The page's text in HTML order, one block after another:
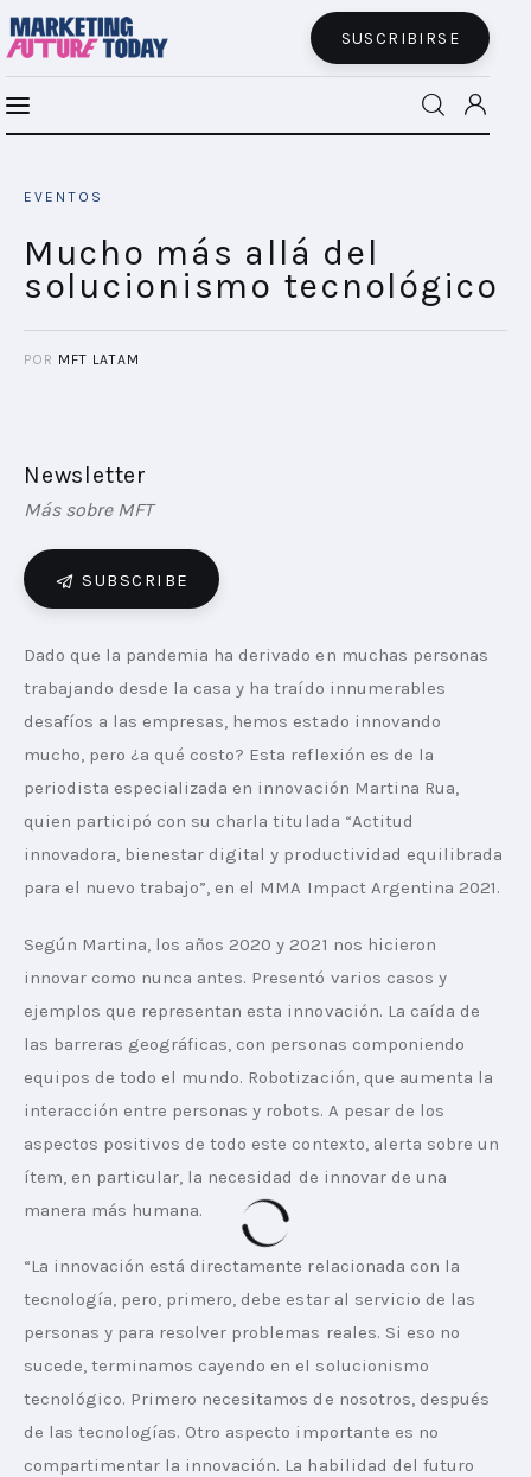
SUSCRIBIRSE
INSIGHTS
FUTURE BRAND LAB
CONECTADES
PLAYBOOKS
NOVEDADES DE LOS MIEMBROS
EVENTOS
Mucho más allá del
solucionismo tecnológico
POR MFT LATAM
Newsletter
Más sobre MFT
SUBSCRIBE
Dado que la pandemia ha derivado en muchas personas
trabajando desde la casa y ha traído innumerables
desafíos a las empresas, hemos estado innovando
mucho, pero ¿a qué costo? Esta reflexión es de la
periodista especializada en innovación Martina Rua,
quien participó con su charla titulada “Actitud
innovadora, bienestar digital y productividad equilibrada
para el nuevo trabajo”, en el MMA Impact Argentina 2021.
Según Martina, los años 2020 y 2021 nos hicieron
innovar como nunca antes. Presentó varios casos y
ejemplos que representan esta innovación. La caída de
las barreras geográficas, con personas componiendo
equipos de todo el mundo. Robotización, que aumenta la
interacción entre personas y robots. A pesar de los
aspectos positivos de todo este contexto, alerta sobre un
ítem, en particular, la necesidad de innovar de una
manera más humana.
“La innovación está directamente relacionada con la
tecnología, pero, primero, debe estar al servicio de las
personas y para resolver problemas reales. Si eso no
sucede, terminamos cayendo en el solucionismo
tecnológico. Primero necesitamos de nosotros, después
de las tecnologías. Otro aspecto importante es no
compartimentar la innovación. La habilidad del futuro